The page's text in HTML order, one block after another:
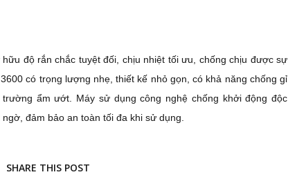
độ rắn chắc tuyệt đối, chịu nhiệt tối ưu, chống chịu được sự
có trọng lượng nhẹ, thiết kế nhỏ gọn, có khả năng chống gỉ
ẩm ướt. Máy sử dụng công nghệ chống khởi động độc
đảm bảo an toàn tối đa khi sử dụng.
SHARE THIS POST